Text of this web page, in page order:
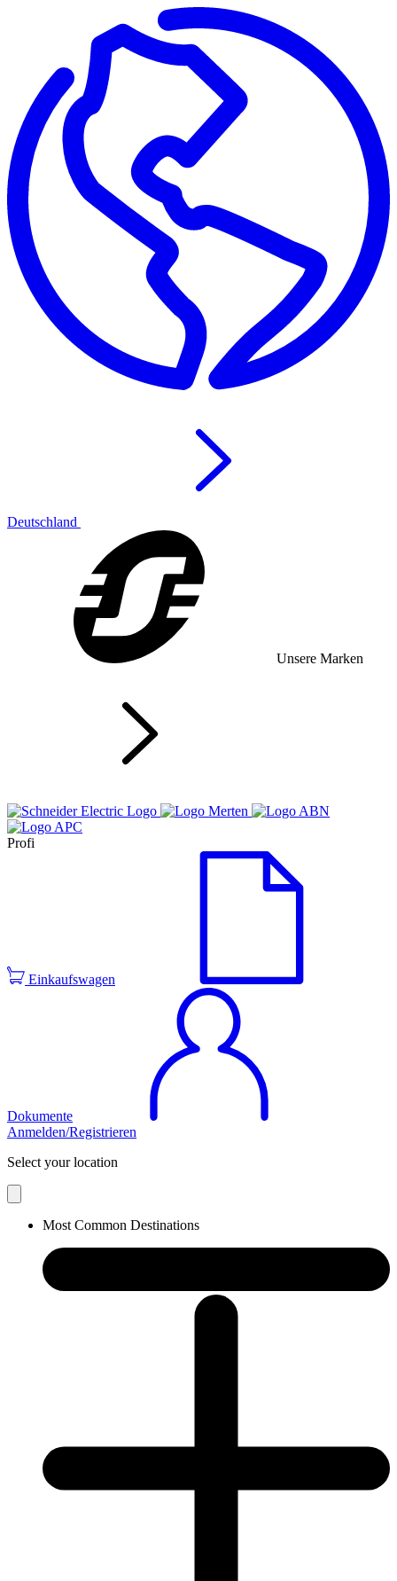
Deutschland
Unsere Marken
Profi
Einkaufswagen
Dokumente
Anmelden/Registrieren
Select your location
Most Common Destinations